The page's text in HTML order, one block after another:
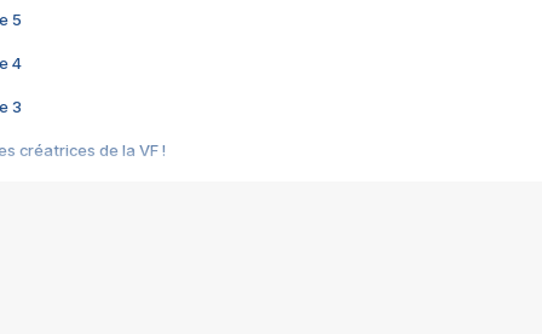
5
4
3
créatrices de la VF !